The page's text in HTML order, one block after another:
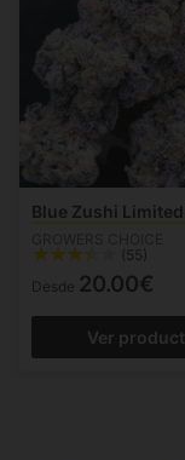
Blue Zushi
(55)
Desde 20.00€
Ver